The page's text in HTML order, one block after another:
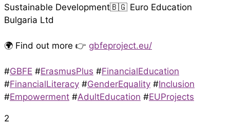
Sustainable Development🇧🇬 Euro Education
Bulgaria Ltd
🌍 Find out more 👉 gbfeproject.eu/
#GBFE #ErasmusPlus #FinancialEducation
#FinancialLiteracy #GenderEquality #Inclusion
#Empowerment #AdultEducation #EUProjects
2